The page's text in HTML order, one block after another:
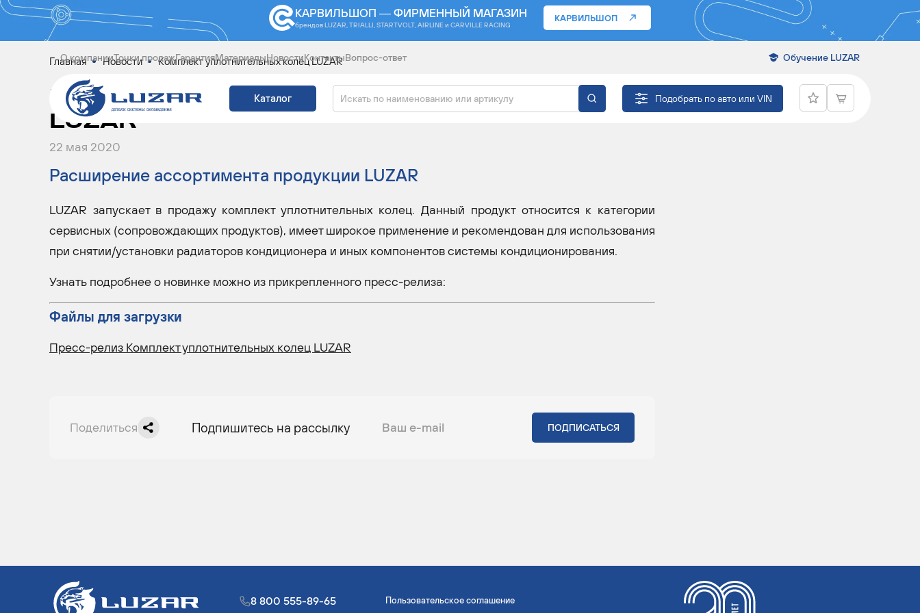
КАРВИЛЬШОП — ФИРМЕННЫЙ МАГАЗИН
брендовLUZAR, TRIALLI, STARTVOLT, AIRLINE и CARVILLE RACING
КАРВИЛЬШОП
О компанииТочки продажГарантияМатериалыНовостиКонтактыВопрос-ответ Обучение LUZAR
Каталог Подобрать по авто или VIN
Главная Новости Комплект уплотнительных колец LUZAR
КОМПЛЕКТ УПЛОТНИТЕЛЬНЫХ КОЛЕЦ
LUZAR
22 мая 2020
Расширение ассортимента продукции LUZAR
LUZAR запускает в продажу комплект уплотнительных колец. Данный продукт относится к категории
сервисных (сопровождающих продуктов), имеет широкое применение и рекомендован для использования
при снятии/установки радиаторов кондиционера и иных компонентов системы кондиционирования.
Узнать подробнее о новинке можно из прикрепленного пресс-релиза:
Файлы для загрузки
Пресс-релиз Комплект уплотнительных колец LUZAR
Поделиться Подпишитесь на рассылку
8 800 555-89-65 Пользовательское соглашение